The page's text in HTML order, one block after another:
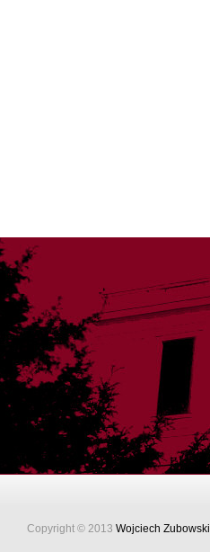
Copyright © 2013 Wojciech Zubowski